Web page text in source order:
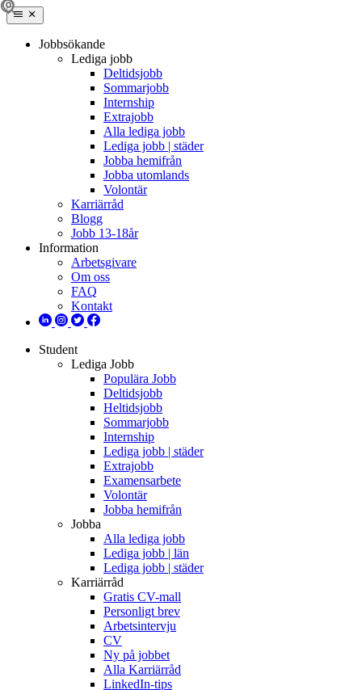
Jobbsökande
Lediga jobb
Deltidsjobb
Sommarjobb
Internship
Extrajobb
Alla lediga jobb
Lediga jobb | städer
Jobba hemifrån
Jobba utomlands
Volontär
Karriärråd
Blogg
Jobb 13-18år
Information
Arbetsgivare
Om oss
FAQ
Kontakt
Student
Lediga Jobb
Populära Jobb
Deltidsjobb
Heltidsjobb
Sommarjobb
Internship
Lediga jobb | städer
Extrajobb
Examensarbete
Volontär
Jobba hemifrån
Jobba
Alla lediga jobb
Lediga jobb | län
Lediga jobb | städer
Karriärråd
Gratis CV-mall
Personligt brev
Arbetsintervju
CV
Ny på jobbet
Alla Karriärråd
LinkedIn-tips